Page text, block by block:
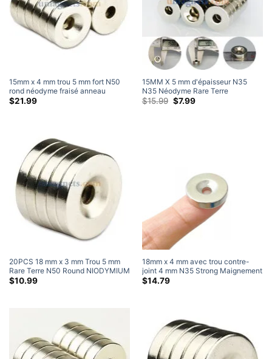
15mm x 4 mm trou 5 mm fort N50
rond néodyme fraisé anneau
aimants nickelé (20 Paquet)
$21.99
15MM X 5 mm d'épaisseur N35
N35 Néodyme Rare Terre
Maignants à anneaux comptesj #4
$15.99 Le
prix
$7.99Le
20PCS 18 mm x 3 mm Trou 5 mm
Rare Terre N50 Round NIODYMIUM
MAGNANTS RONNEMENTS DU
$10.99
18mm x 4 mm avec trou contre-
joint 4 mm N35 Strong Maignement
à disque de néodyme de la casse-
$14.79